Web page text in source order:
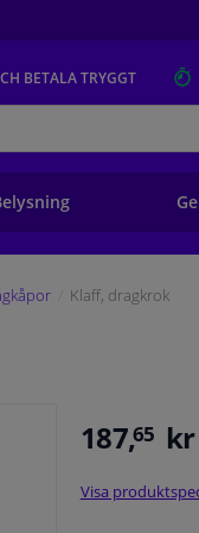
BETALA TRYGGT
Klaff, dragkrok
187,65 kr
Visa